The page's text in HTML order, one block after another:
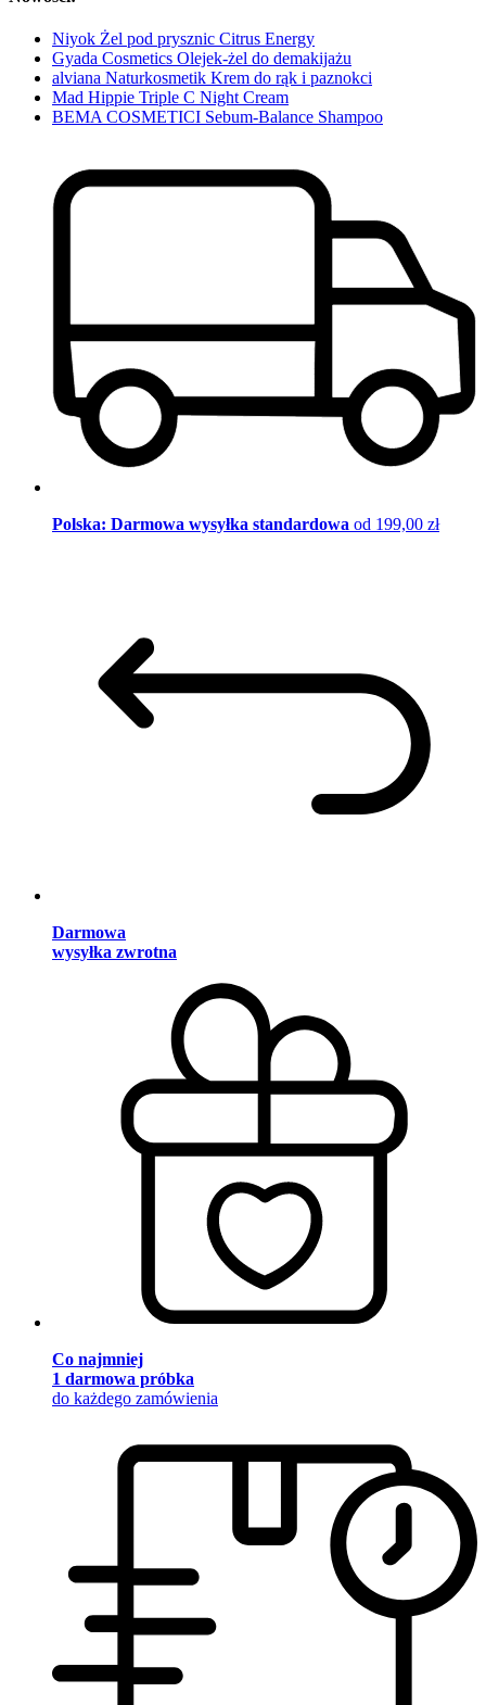
Niyok Żel pod prysznic Citrus Energy
Gyada Cosmetics Olejek-żel do demakijażu
alviana Naturkosmetik Krem do rąk i paznokci
Mad Hippie Triple C Night Cream
BEMA COSMETICI Sebum-Balance Shampoo
Polska: Darmowa wysyłka standardowa od 199,00 zł
Darmowa
wysyłka zwrotna
Co najmniej
1 darmowa próbka
do każdego zamówienia